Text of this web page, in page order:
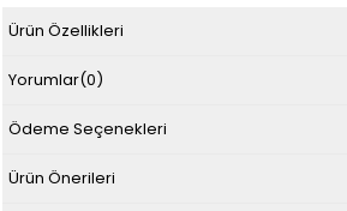
Ürün Özellikleri
Yorumlar(0)
Ödeme Seçenekleri
Ürün Önerileri